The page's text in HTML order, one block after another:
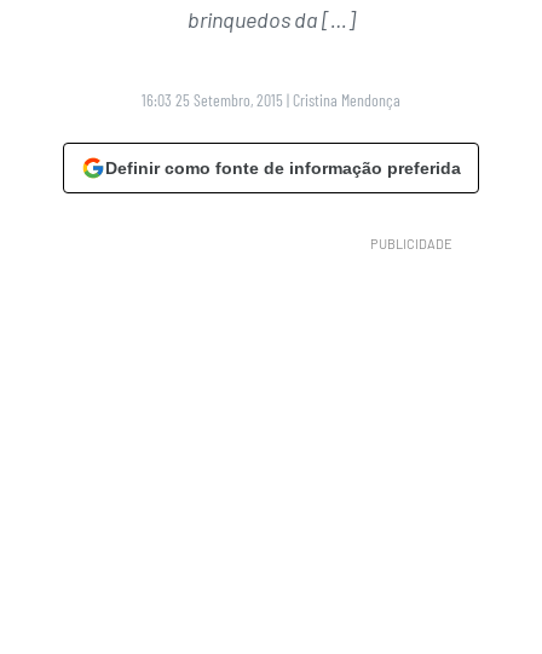
brinquedos da […]
16:03 25 Setembro, 2015 | Cristina Mendonça
Definir como fonte de informação preferida